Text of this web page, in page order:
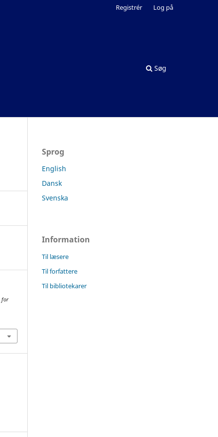
Søg
Registrér Log på
for
Sprog
English
Dansk
Svenska
Information
Til læsere
Til forfattere
Til bibliotekarer